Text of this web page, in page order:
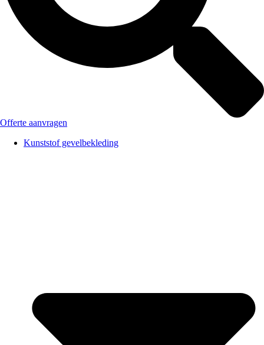
Offerte aanvragen
Kunststof gevelbekleding